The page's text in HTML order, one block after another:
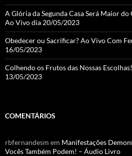
A Glória da Segunda Casa Será Maior
Ao Vivo dia 20/05/2023
Obedecer ou Sacrificar? Ao Vivo Com
16/05/2023
Colhendo os Frutos das Nossas
13/05/2023
COMENTÁRIOS
rbfernandesm em Manifestações
Vocês Também Podem! – Áudio Livro